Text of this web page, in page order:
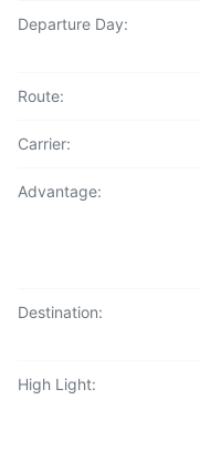
Departure Day:
Route:
Carrier:
Advantage:
Destination:
High Light: